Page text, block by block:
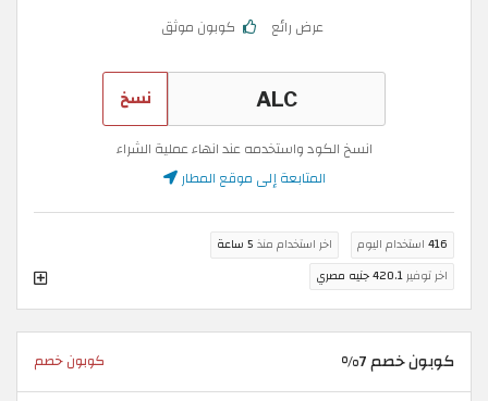
عرض رائع كوبون موثق
نسخ
انسخ الكود واستخدمه عند انهاء عملية الشراء
المتابعة إلى موقع المطار
416 استخدام اليوم اخر استخدام منذ 5 ساعة
اخر توفير420.1 جنيه مصري
كوبون خصم 7% كوبون خصم